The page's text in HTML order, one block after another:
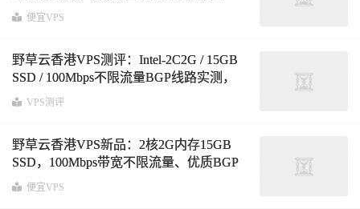
本、襄阳/西安/内蒙/镇江/深圳
便宜VPS
野草云香港VPS测评：Intel-2C2G / 15GB
SSD / 100Mbps不限流量BGP线路实测，
年付240元表现如何？延迟仅44ms！
VPS测评
野草云香港VPS新品：2核2G内存15GB
SSD，100Mbps带宽不限流量、优质BGP
网络，年付5折优惠仅120元
便宜VPS